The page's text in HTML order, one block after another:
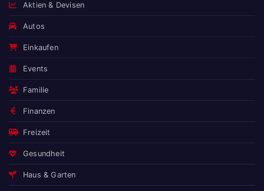
Aktien & Devisen
Autos
Einkaufen
Events
Familie
Finanzen
Freizeit
Gesundheit
Haus & Garten